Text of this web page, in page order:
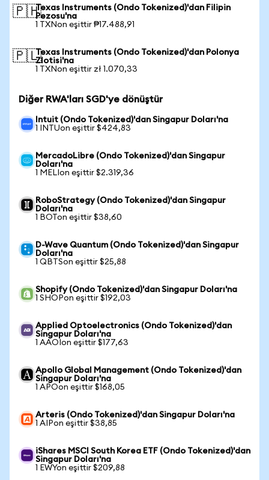
🇵🇭Texas Instruments (Ondo Tokenized)'dan Filipin
Pezosu'na
1 TXNon eşittir ₱17.488,91
🇵🇱Texas Instruments (Ondo Tokenized)'dan Polonya
Zlotisi'na
1 TXNon eşittir zł 1.070,33
Diğer RWA'ları SGD'ye dönüştür
Intuit (Ondo Tokenized)'dan Singapur Doları'na
1 INTUon eşittir $424,83
MercadoLibre (Ondo Tokenized)'dan Singapur
Doları'na
1 MELIon eşittir $2.319,36
RoboStrategy (Ondo Tokenized)'dan Singapur
Doları'na
1 BOTon eşittir $38,60
D-Wave Quantum (Ondo Tokenized)'dan Singapur
Doları'na
1 QBTSon eşittir $25,88
Shopify (Ondo Tokenized)'dan Singapur Doları'na
1 SHOPon eşittir $192,03
Applied Optoelectronics (Ondo Tokenized)'dan
Singapur Doları'na
1 AAOIon eşittir $177,63
Apollo Global Management (Ondo Tokenized)'dan
Singapur Doları'na
1 APOon eşittir $168,05
Arteris (Ondo Tokenized)'dan Singapur Doları'na
1 AIPon eşittir $38,85
iShares MSCI South Korea ETF (Ondo Tokenized)'dan
Singapur Doları'na
1 EWYon eşittir $209,88